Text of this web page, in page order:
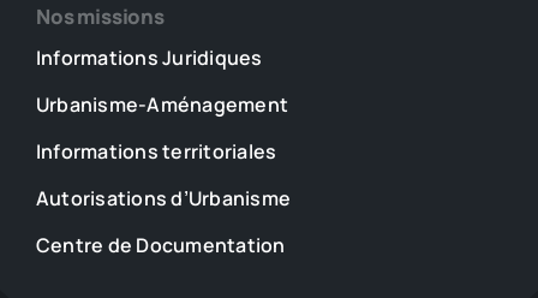
Nos missions
Informations Juridiques
Urbanisme-Aménagement
Informations territoriales
Autorisations d’Urbanisme
Centre de Documentation